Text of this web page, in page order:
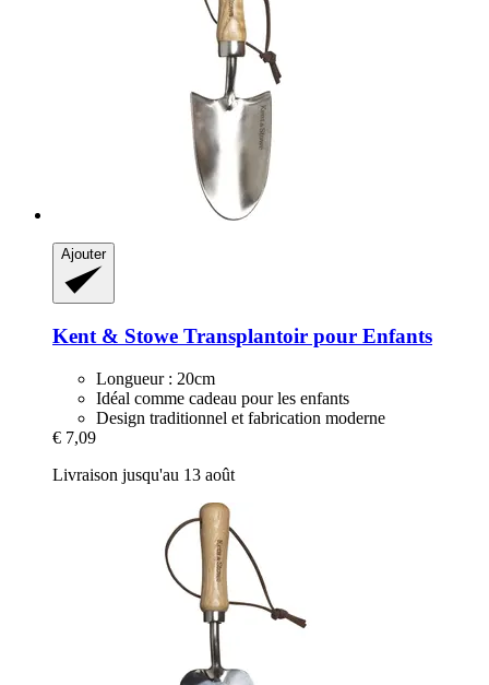
Ajouter
Kent & Stowe Transplantoir pour Enfants
Longueur : 20cm
Idéal comme cadeau pour les enfants
Design traditionnel et fabrication moderne
€ 7,09
Livraison jusqu'au 13 août